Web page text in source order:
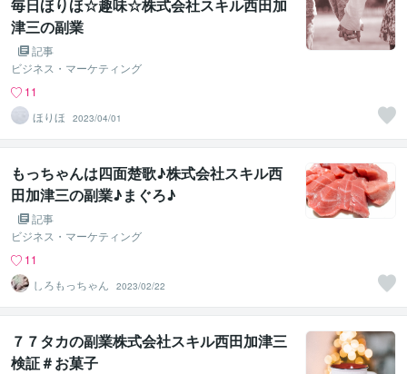
毎日ほりほ☆趣味☆株式会社スキル西田加
津三の副業
記事
ビジネス・マーケティング
11
ほりほ
2023/04/01
もっちゃんは四面楚歌♪株式会社スキル西
田加津三の副業♪まぐろ♪
記事
ビジネス・マーケティング
11
しろもっちゃん
2023/02/22
７７タカの副業株式会社スキル西田加津三
検証＃お菓子